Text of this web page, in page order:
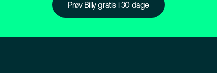
Prøv Billy gratis i 30 dage